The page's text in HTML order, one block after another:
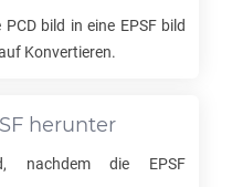
PCDbild in eine EPSFbild
Konvertieren.
herunter
nachdem die EPSF